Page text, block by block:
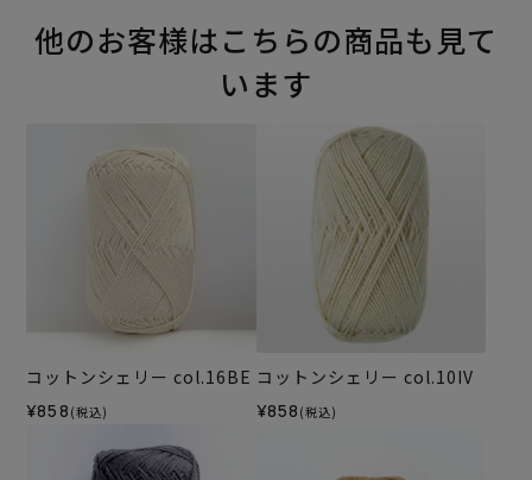
他のお客様はこちらの商品も見て
います
コットンシェリー col.16BE
¥858 (税込)
コットンシェリー col.10IV
¥858 (税込)